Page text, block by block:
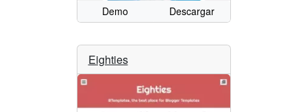
Demo Descargar
Eighties